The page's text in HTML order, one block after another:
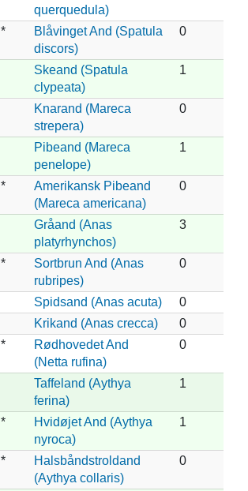
querquedula)
*
Blåvinget And (Spatula
discors)
0
Skeand (Spatula
clypeata)
1
Knarand (Mareca
strepera)
0
Pibeand (Mareca
penelope)
1
*
Amerikansk Pibeand
(Mareca americana)
0
Gråand (Anas
platyrhynchos)
3
*
Sortbrun And (Anas
rubripes)
0
Spidsand (Anas acuta)
0
Krikand (Anas crecca)
0
*
Rødhovedet And
(Netta rufina)
0
Taffeland (Aythya
ferina)
1
*
Hvidøjet And (Aythya
nyroca)
1
*
Halsbåndstroldand
(Aythya collaris)
0